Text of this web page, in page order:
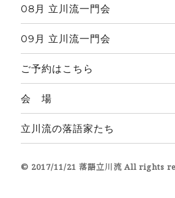
08月 立川流一門会
09月 立川流一門会
ご予約はこちら
会 場
立川流の落語家たち
© 2017/11/21 落語立川流 All rights